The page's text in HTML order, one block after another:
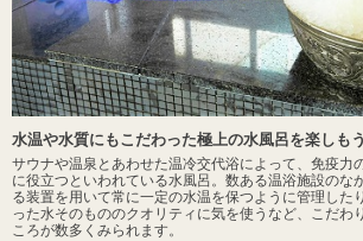
水温や水質にもこだわった極上の水風呂を楽しもう
サウナや温泉とあわせた温冷交代浴によって、免疫力
に役立つといわれている水風呂。数ある温浴施設の
る装置を用いて常に一定の水温を保つように管理した
った水そのもののクオリティに気を使うなど、こだわ
ころが数多くみられます。